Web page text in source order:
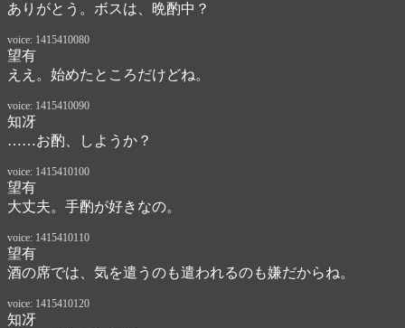
ありがとう。ボスは、晩酌中？
voice: 1415410080
望有
ええ。始めたところだけどね。
voice: 1415410090
知冴
……お酌、しようか？
voice: 1415410100
望有
大丈夫。手酌が好きなの。
voice: 1415410110
望有
酒の席では、気を遣うのも遣われるのも嫌だからね。
voice: 1415410120
知冴